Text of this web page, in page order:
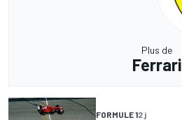
Plus de
Ferrari
FORMULE 12 j